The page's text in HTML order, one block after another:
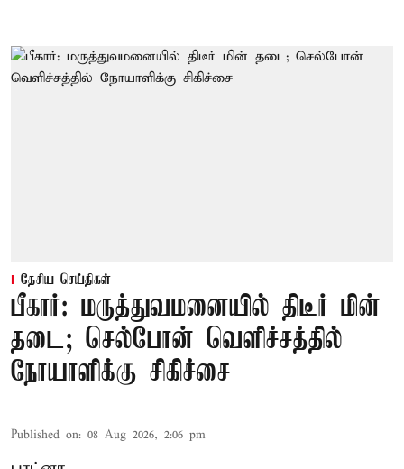
தேசிய செய்திகள்
பீகார்: மருத்துவமனையில் திடீர் மின்
தடை; செல்போன் வெளிச்சத்தில்
நோயாளிக்கு சிகிச்சை
Published on: 08 Aug 2026, 2:06 pm